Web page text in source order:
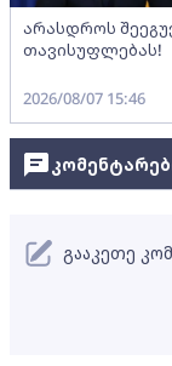
არასდროს
თავისუფლებას!
2026/08/07 15:46
გააკეთე